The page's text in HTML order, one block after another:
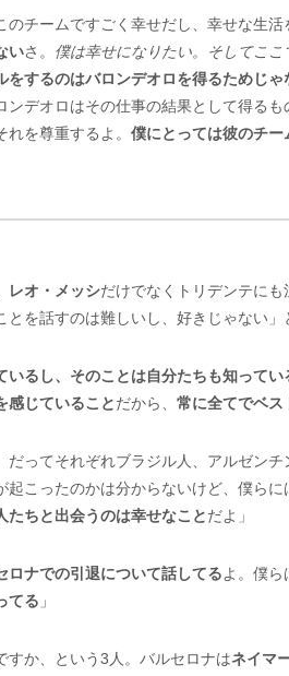
のチームですごく幸せだし、幸せな生活
いさ。 僕は幸せになりたい。そしてここ
をするのはバロンデオロを得るためじ
ンデオロはその仕事の結果として得る
を尊重するよ。 僕にとっては彼のチ
レオ・メッシだけでなくトリデンテに
とを話すのは難しいし、好きじゃない」
いるし、そのことは自分たちも知ってい
感じていることだから、 常に全てでベス
だってそれぞれブラジル人、アルゼン
起こったのかは分からないけど、僕ら
たちと出会うのは幸せなことだよ」
ロナでの引退について話してるよ。僕ら
てる 」
すか、という3人。バルセロナはネイマ